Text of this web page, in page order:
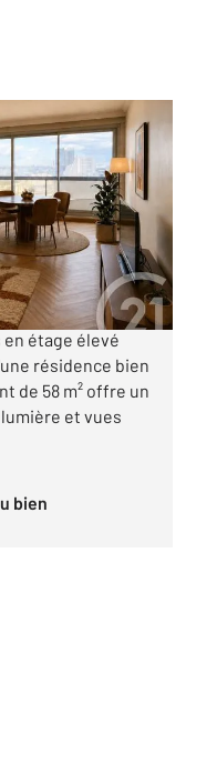
avenue
étage élevé
résidence bien
de 58 m² offre un
et vues
bien